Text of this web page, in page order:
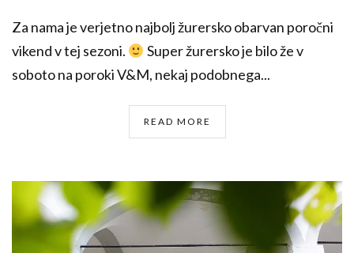
Za nama je verjetno najbolj žurersko obarvan poročni
vikend v tej sezoni.
Super žurersko je bilo že v
soboto na poroki V&M, nekaj podobnega...
READ MORE